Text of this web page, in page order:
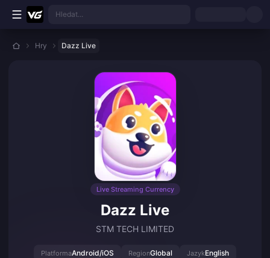
Přejít k hlavnímu obsahu
Hledat...
Hry Dazz Live
Live Streaming Currency
Dazz Live
STM TECH LIMITED
PlatformaAndroid/iOS RegionGlobal JazykEnglish